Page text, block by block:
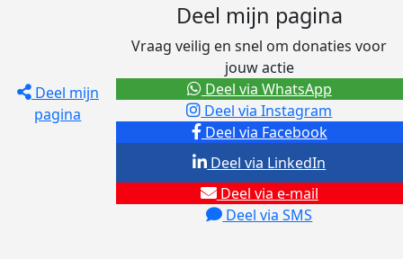
Deel mijn
pagina
Deel mijn pagina
Vraag veilig en snel om donaties voor
jouw actie
Deel via Facebook
Deel via Instagram
Deel via e-mail
Deel via SMS
Deel via LinkedIn
Deel via WhatsApp